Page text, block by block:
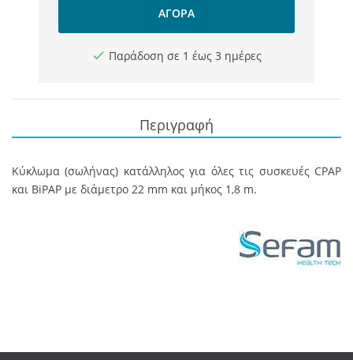
ΑΓΟΡΆ
Παράδοση σε 1 έως 3 ημέρες
Περιγραφή
Κύκλωμα (σωλήνας) κατάλληλος για όλες τις συσκευές CPAP
και BiPAP με διάμετρο 22 mm και μήκος 1,8 m.